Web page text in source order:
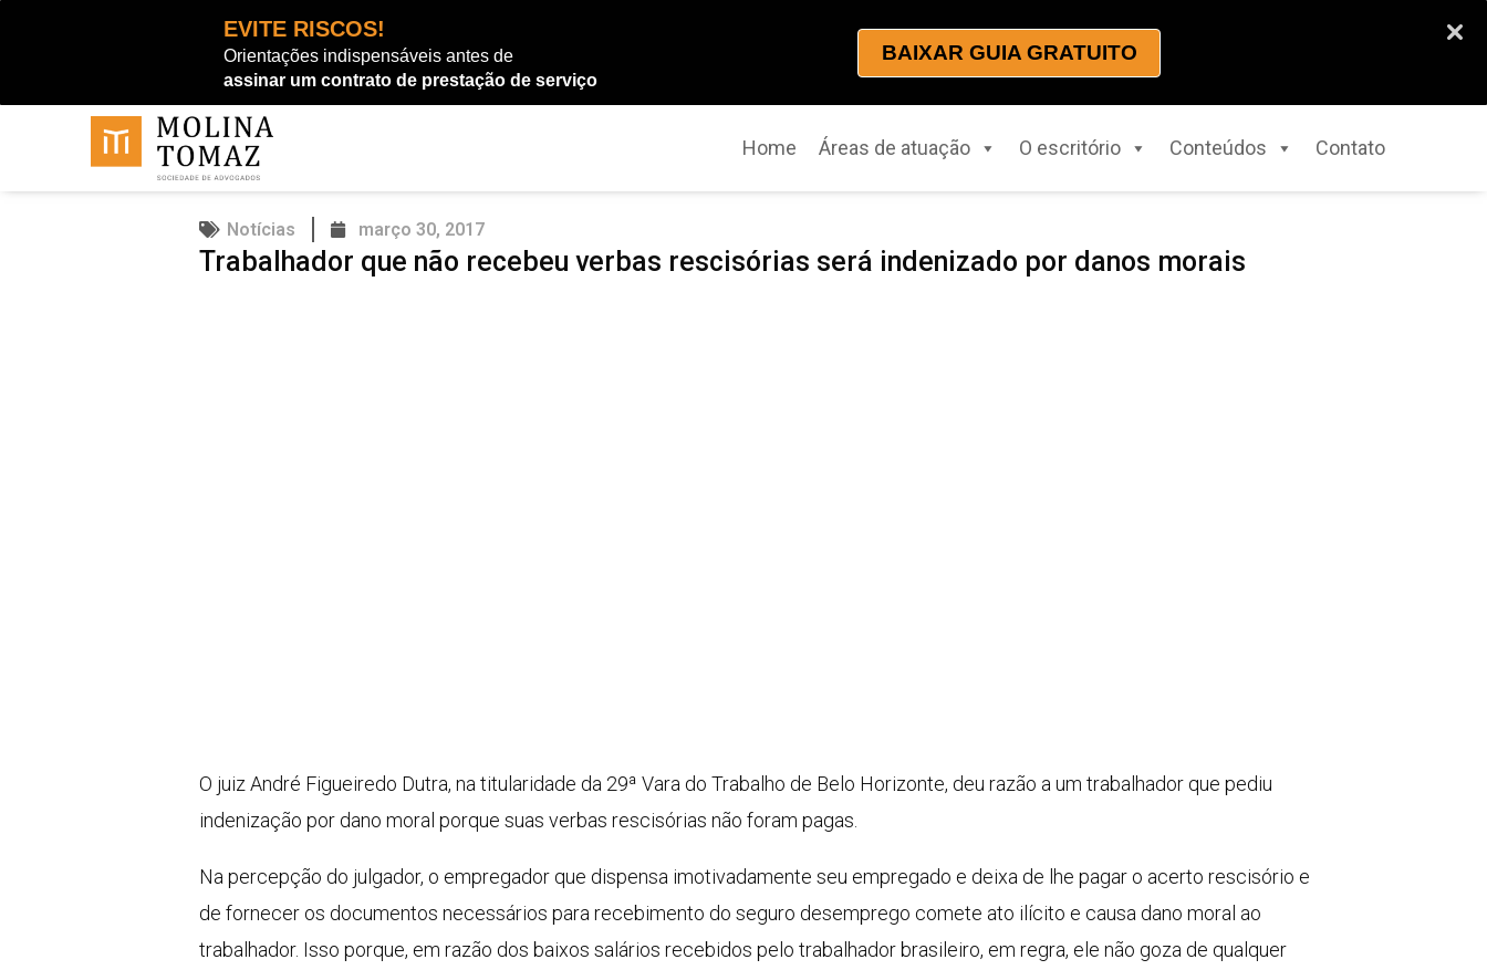
EVITE RISCOS!
Orientações indispensáveis antes de
assinar um contrato de prestação de serviço
BAIXAR GUIA GRATUITO
conteúdo
Home Áreas de atuação O escritório Conteúdos Contato
Notícias março 30, 2017
Trabalhador que não recebeu verbas rescisórias será indenizado por danos morais
O juiz André Figueiredo Dutra, na titularidade da 29ª Vara do Trabalho de Belo Horizonte, deu razão a um trabalhador que pediu
indenização por dano moral porque suas verbas rescisórias não foram pagas.
Na percepção do julgador, o empregador que dispensa imotivadamente seu empregado e deixa de lhe pagar o acerto rescisório e
de fornecer os documentos necessários para recebimento do seguro desemprego comete ato ilícito e causa dano moral ao
trabalhador. Isso porque, em razão dos baixos salários recebidos pelo trabalhador brasileiro, em regra, ele não goza de qualquer